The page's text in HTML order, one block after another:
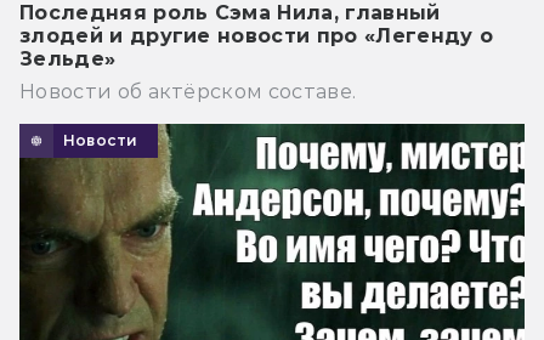
Последняя роль Сэма Нила, главный
злодей и другие новости про «Легенду о
Зельде»
Новости об актёрском составе.
Новости